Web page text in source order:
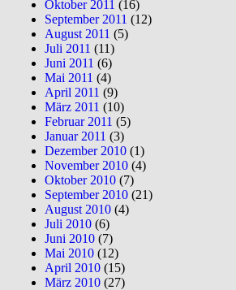
Oktober 2011 (16)
September 2011 (12)
August 2011 (5)
Juli 2011 (11)
Juni 2011 (6)
Mai 2011 (4)
April 2011 (9)
März 2011 (10)
Februar 2011 (5)
Januar 2011 (3)
Dezember 2010 (1)
November 2010 (4)
Oktober 2010 (7)
September 2010 (21)
August 2010 (4)
Juli 2010 (6)
Juni 2010 (7)
Mai 2010 (12)
April 2010 (15)
März 2010 (27)